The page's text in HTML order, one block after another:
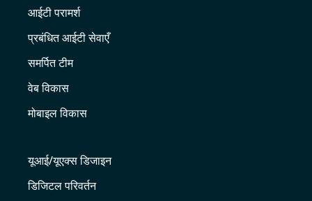
आईटी परामर्श
प्रबंधित आईटी सेवाएँ
समर्पित टीम
वेब विकास
मोबाइल विकास
यूआई/यूएक्स डिजाइन
डिजिटल परिवर्तन